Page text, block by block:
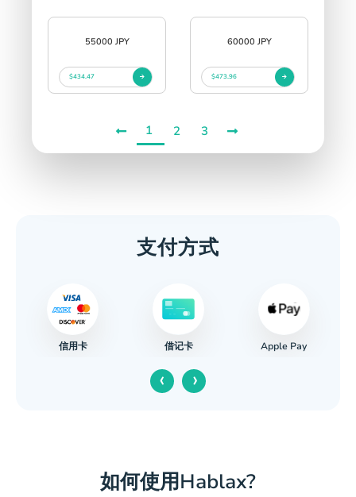
55000 JPY
$434.47
60000 JPY
$473.96
1 2 3
支付方式
信用卡 借记卡 Apple Pay
‹ ›
如何使用Hablax?